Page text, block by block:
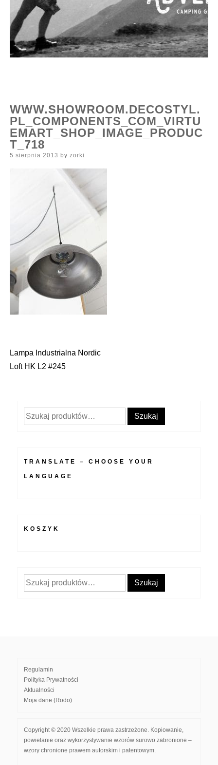
WWW.SHOWROOM.DECOSTYL.
PL_COMPONENTS_COM_VIRTU
EMART_SHOP_IMAGE_PRODUC
T_718
Posted
5 sierpnia 2013 by zorki
Nawigacja
Lampa Industrialna Nordic
Loft HK L2 #245
Szukaj: Szukaj
TRANSLATE – CHOOSE YOUR
LANGUAGE
KOSZYK
Szukaj: Szukaj
Regulamin
Polityka Prywatności
Aktualności
Moja dane (Rodo)
Copyright © 2020 Wszelkie prawa zastrzeżone. Kopiowanie,
powielanie oraz wykorzystywanie wzorów surowo zabronione –
wzory chronione prawem autorskim i patentowym.